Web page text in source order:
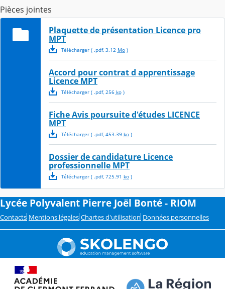
Pièces jointes
Plaquette de présentation Licence pro
MPT
Télécharger( .pdf, 3.12 Mo)
Accord pour contrat d apprentissage
Licence MPT
Télécharger( .pdf, 256 ko)
Fiche Avis poursuite d'études LICENCE
MPT
Télécharger( .pdf, 453.39 ko)
Dossier de candidature Licence
professionnelle MPT
Télécharger( .pdf, 725.91 ko)
Lycée Polyvalent Pierre Joël Bonté - RIOM
Contacts Mentions légales Chartes d'utilisation Données personnelles